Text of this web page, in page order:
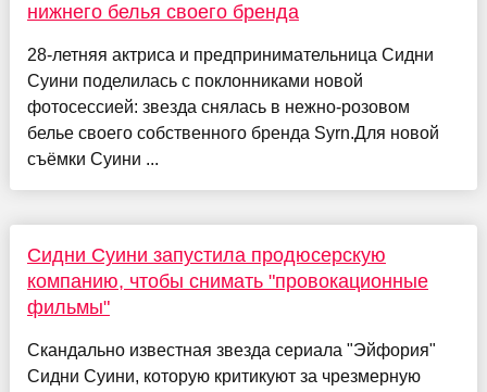
нижнего белья своего бренда
28-летняя актриса и предпринимательница Сидни
Суини поделилась с поклонниками новой
фотосессией: звезда снялась в нежно-розовом
белье своего собственного бренда Syrn.Для новой
съёмки Суини ...
Сидни Суини запустила продюсерскую
компанию, чтобы снимать "провокационные
фильмы"
Скандально известная звезда сериала "Эйфория"
Сидни Суини, которую критикуют за чрезмерную